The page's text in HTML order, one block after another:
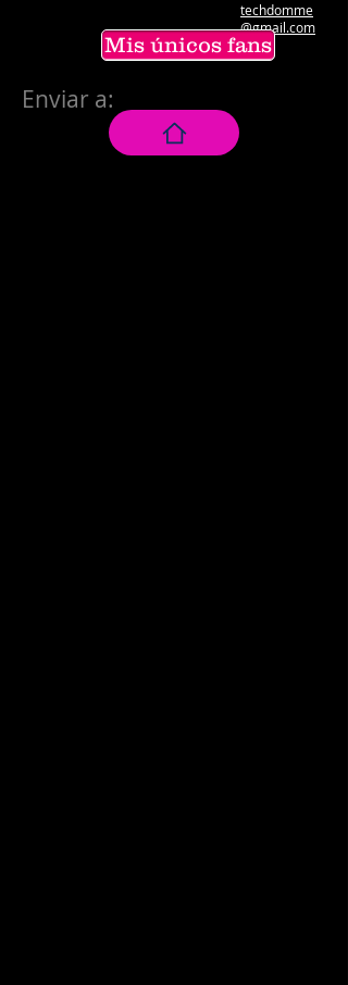
techdomme
@gmail.com
Enviar a:
Mis únicos fans